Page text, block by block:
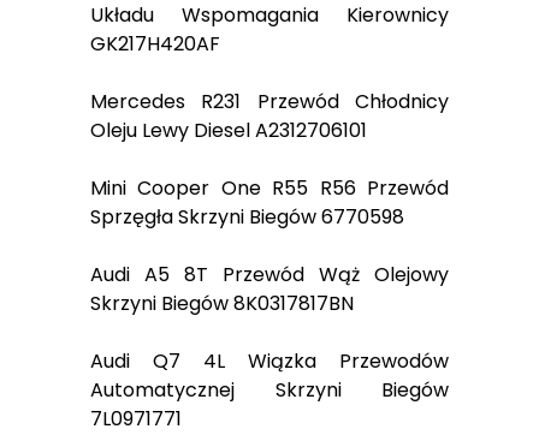
Układu Wspomagania Kierownicy
GK217H420AF
Mercedes R231 Przewód Chłodnicy
Oleju Lewy Diesel A2312706101
Mini Cooper One R55 R56 Przewód
Sprzęgła Skrzyni Biegów 6770598
Audi A5 8T Przewód Wąż Olejowy
Skrzyni Biegów 8K0317817BN
Audi Q7 4L Wiązka Przewodów
Automatycznej Skrzyni Biegów
7L0971771